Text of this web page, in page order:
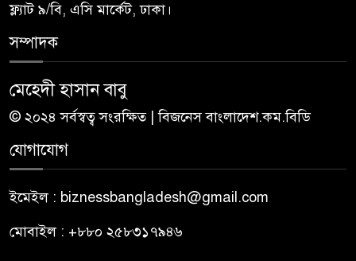
ফ্ল্যাট ৯/বি, এসি মার্কেট, ঢাকা।
সম্পাদক
মেহেদী হাসান বাবু
© ২০২৪ সর্বস্বত্ব সংরক্ষিত | বিজনেস বাংলাদেশ.কম.বিডি
যোগাযোগ
ইমেইল : biznessbangladesh@gmail.com
মোবাইল : +৮৮০ ২৫৮৩১৭৯৪৬